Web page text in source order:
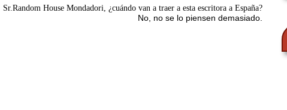
Sr.Random House Mondadori, ¿cuándo van a traer a esta escritora a España?
No, no se lo piensen demasiado.